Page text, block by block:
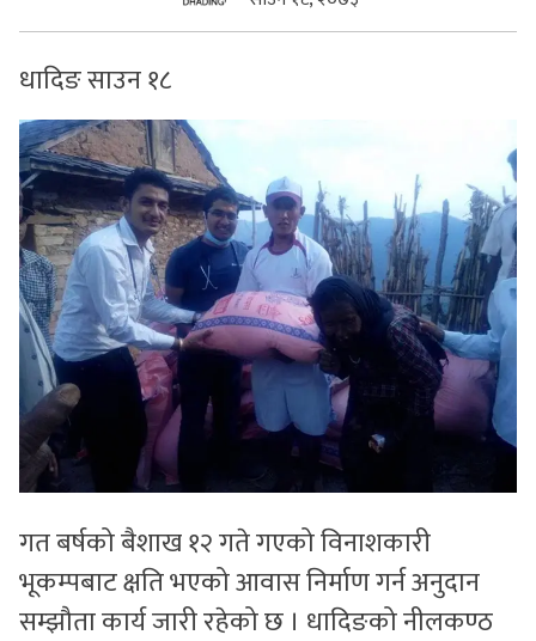
सुचनाहरु
स्वास्थ्य
भिडियो
धादिङ साउन १८
गत बर्षको बैशाख १२ गते गएको विनाशकारी
भूकम्पबाट क्षति भएको आवास निर्माण गर्न अनुदान
सम्झौता कार्य जारी रहेको छ । धादिङको नीलकण्ठ